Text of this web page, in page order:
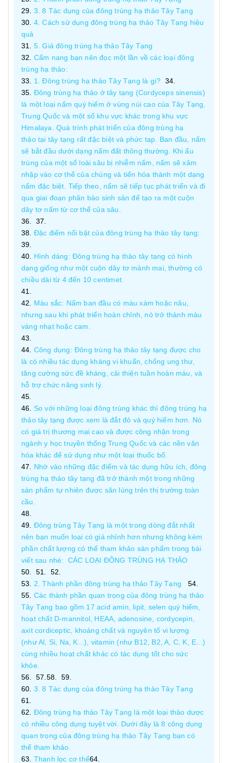
3. 8 Tác dụng của đông trùng hạ thảo Tây Tạng
4. Cách sử dụng đông trùng hạ thảo Tây Tạng hiệu
quả
5. Giá đông trùng hạ thảo Tây Tạng
Cẩm nang bạn nên đọc một lần về các loại đông
trùng hạ thảo:
1. Đông trùng hạ thảo Tây Tạng là gì?
Đông trùng hạ thảo ở tây tạng (Cordyceps sinensis)
là một loại nấm quý hiếm ở vùng núi cao của Tây Tạng,
Trung Quốc và một số khu vực khác trong khu vực
Himalaya. Quá trình phát triển của đông trùng hạ
thảo tại tây tạng rất đặc biệt và phức tạp. Ban đầu, nấm
sẽ bắt đầu dưới dạng nấm đất thông thường. Khi ấu
trùng của một số loài sâu bị nhiễm nấm, nấm sẽ xâm
nhập vào cơ thể của chúng và tiến hóa thành một dạng
nấm đặc biệt. Tiếp theo, nấm sẽ tiếp tục phát triển và đi
qua giai đoạn phân bào sinh sản để tạo ra một cuộn
dây tơ nấm từ cơ thể của sâu.
Đặc điểm nổi bật của đông trùng hạ thảo tây tạng:
Hình dáng: Đông trùng hạ thảo tây tạng có hình
dạng giống như một cuộn dây tơ mảnh mai, thường có
chiều dài từ 4 đến 10 centimet.
Màu sắc: Nấm ban đầu có màu xám hoặc nâu,
nhưng sau khi phát triển hoàn chỉnh, nó trở thành màu
vàng nhạt hoặc cam.
Công dụng: Đông trùng hạ thảo tây tạng được cho
là có nhiều tác dụng kháng vi khuẩn, chống ung thư,
tăng cường sức đề kháng, cải thiện tuần hoàn máu, và
hỗ trợ chức năng sinh lý.
So với những loại đông trùng khác thì đông trùng hạ
thảo tây tạng được xem là đắt đỏ và quý hiếm hơn. Nó
có giá trị thương mại cao và được công nhận trong
ngành y học truyền thống Trung Quốc và các nền văn
hóa khác để sử dụng như một loại thuốc bổ.
Nhờ vào những đặc điểm và tác dụng hữu ích, đông
trùng hạ thảo tây tạng đã trở thành một trong những
sản phẩm tự nhiên được săn lùng trên thị trường toàn
cầu.
Đông trùng Tây Tạng là một trong dòng đắt nhất
nên bạn muốn loại có giá nhỉnh hơn nhưng không kèm
phần chất lượng có thể tham khảo sản phẩm trong bài
viết sau nhé: CÁC LOẠI ĐÔNG TRÙNG HẠ THẢO
2. Thành phần đông trùng hạ thảo Tây Tạng
Các thành phần quan trọng của đông trùng hạ thảo
Tây Tạng bao gồm 17 acid amin, lipit, selen quý hiếm,
hoạt chất D-mannitol, HEAA, adenosine, cordycepin,
axit cordiceptic, khoáng chất và nguyên tố vi lượng
(như Al, Si, Na, K...), vitamin (như B12, B2, A, C, K, E...)
cùng nhiều hoạt chất khác có tác dụng tốt cho sức
khỏe.
3. 8 Tác dụng của đông trùng hạ thảo Tây Tạng
Đông trùng hạ thảo Tây Tạng là một loại thảo dược
có nhiều công dụng tuyệt vời. Dưới đây là 8 công dụng
quan trọng của đông trùng hạ thảo Tây Tạng bạn có
thể tham khảo.
Thanh lọc cơ thể